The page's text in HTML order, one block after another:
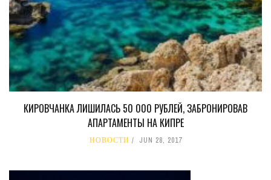
КИРОВЧАНКА ЛИШИЛАСЬ 50 000 РУБЛЕЙ, ЗАБРОНИРОВАВ
АПАРТАМЕНТЫ НА КИПРЕ
НОВОСТИ JUN 28, 2017